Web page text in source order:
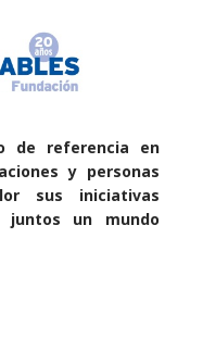
de referencia en
y personas
sus iniciativas
juntos un mundo